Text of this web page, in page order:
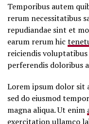
Temporibus autem
rerum necessitatibus
repudiandae sint et
earum rerum hic
reiciendis
perferendis doloribus
Lorem ipsum dolor sit
sed do eiusmod
magna aliqua. Ut enim
exercitation ullamco